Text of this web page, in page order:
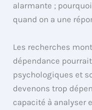
alarmante ;
quand on a une
Les recherches
dépendance
psychologiques et
devenons trop
capacité à analyser